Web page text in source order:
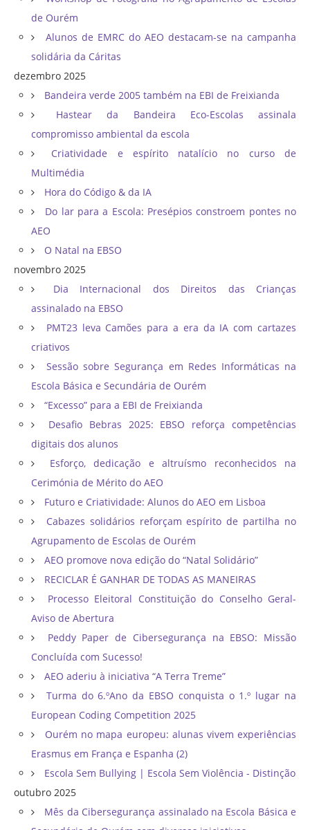
de Ourém
Alunos de EMRC do AEO destacam-se na campanha
solidária da Cáritas
dezembro 2025
Bandeira verde 2005 também na EBI de Freixianda
Hastear da Bandeira Eco-Escolas assinala
compromisso ambiental da escola
Criatividade e espírito natalício no curso de
Multimédia
Hora do Código & da IA
Do lar para a Escola: Presépios constroem pontes no
AEO
O Natal na EBSO
novembro 2025
Dia Internacional dos Direitos das Crianças
assinalado na EBSO
PMT23 leva Camões para a era da IA com cartazes
criativos
Sessão sobre Segurança em Redes Informáticas na
Escola Básica e Secundária de Ourém
“Excesso” para a EBI de Freixianda
Desafio Bebras 2025: EBSO reforça competências
digitais dos alunos
Esforço, dedicação e altruísmo reconhecidos na
Cerimónia de Mérito do AEO
Futuro e Criatividade: Alunos do AEO em Lisboa
Cabazes solidários reforçam espírito de partilha no
Agrupamento de Escolas de Ourém
AEO promove nova edição do “Natal Solidário”
RECICLAR É GANHAR DE TODAS AS MANEIRAS
Processo Eleitoral Constituição do Conselho Geral-
Aviso de Abertura
Peddy Paper de Cibersegurança na EBSO: Missão
Concluída com Sucesso!
AEO aderiu à iniciativa “A Terra Treme”
Turma do 6.ºAno da EBSO conquista o 1.º lugar na
European Coding Competition 2025
Ourém no mapa europeu: alunas vivem experiências
Erasmus em França e Espanha (2)
Escola Sem Bullying | Escola Sem Violência - Distinção
outubro 2025
Mês da Cibersegurança assinalado na Escola Básica e